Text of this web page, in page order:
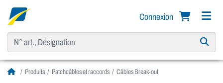
Connexion
Produits Patchcâbles et raccords Câbles Break-out